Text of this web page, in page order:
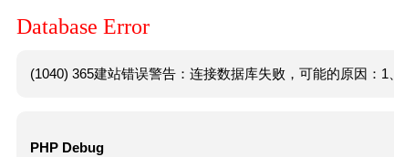
Database Error
(1040) 365建站错误警告：连接数据库失败，可能的原因：1
PHP Debug